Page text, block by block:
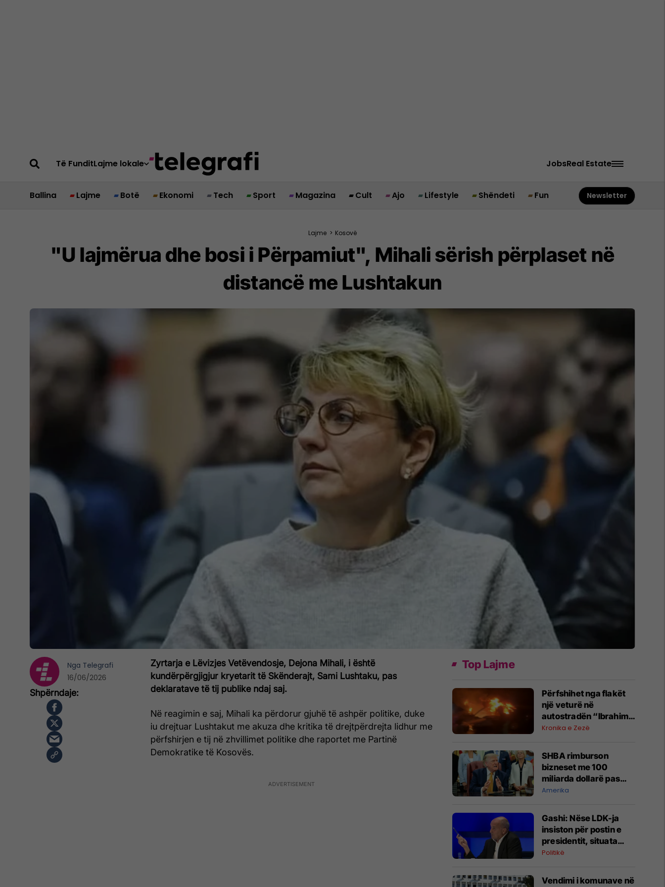
Të FunditLajme lokale JobsReal Estate
Ballina Lajme Botë Ekonomi Tech Sport Magazina Cult Ajo Lifestyle Shëndeti Fun Newsletter
Lajme > Kosovë
"U lajmërua dhe bosi i Përpamiut", Mihali sërish përplaset në
distancë me Lushtakun
Zyrtarja e Lëvizjes Vetëvendosje, Dejona Mihali, i është
kundërpërgjigjur kryetarit të Skënderajt, Sami Lushtaku, pas
deklaratave të tij publike ndaj saj.
Në reagimin e saj, Mihali ka përdorur gjuhë të ashpër politike, duke
iu drejtuar Lushtakut me akuza dhe kritika të drejtpërdrejta lidhur me
përfshirjen e tij në zhvillimet politike dhe raportet me Partinë
Demokratike të Kosovës.
Nga Telegrafi
16/06/2026
Top Lajme
Përfshihet nga flakët
një veturë në
autostradën “Ibrahim
Rugova”
Kronika e Zezë
SHBA rimburson
bizneset me 100
miliarda dollarë pas
anulimit të tarifave të
Amerika
Gashi: Nëse LDK-ja
insiston për postin e
presidentit, situata
komplikohet - pres që
Politikë
Vendimi i komunave në